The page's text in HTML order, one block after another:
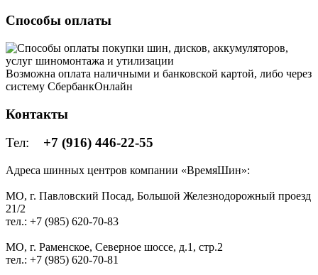
Способы оплаты
Возможна оплата наличными и банковской картой, либо через
систему СбербанкОнлайн
Контакты
Тел: +7 (916) 446-22-55
Адреса шинных центров компании «ВремяШин»:
МО, г. Павловский Посад, Большой Железнодорожный проезд
21/2
тел.: +7 (985) 620-70-83
МО, г. Раменское, Северное шоссе, д.1, стр.2
тел.: +7 (985) 620-70-81